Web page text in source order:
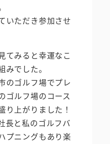
いただき参加させ
てみると幸運なこ
みでした。
のゴルフ場でプレ
ゴルフ場のコース
り上がりました！
長と私のゴルフバ
プニングもあり楽